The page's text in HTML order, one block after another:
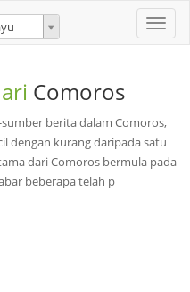
Toggle
Comoros
berita dalam Comoros,
dengan kurang daripada satu
dari Comoros bermula pada
beberapa telah p